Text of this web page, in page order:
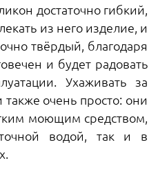
достаточно гибкий,
из него изделие, и
твёрдый, благодаря
и будет радовать
Ухаживать за
очень просто: они
моющим средством,
водой, так и в